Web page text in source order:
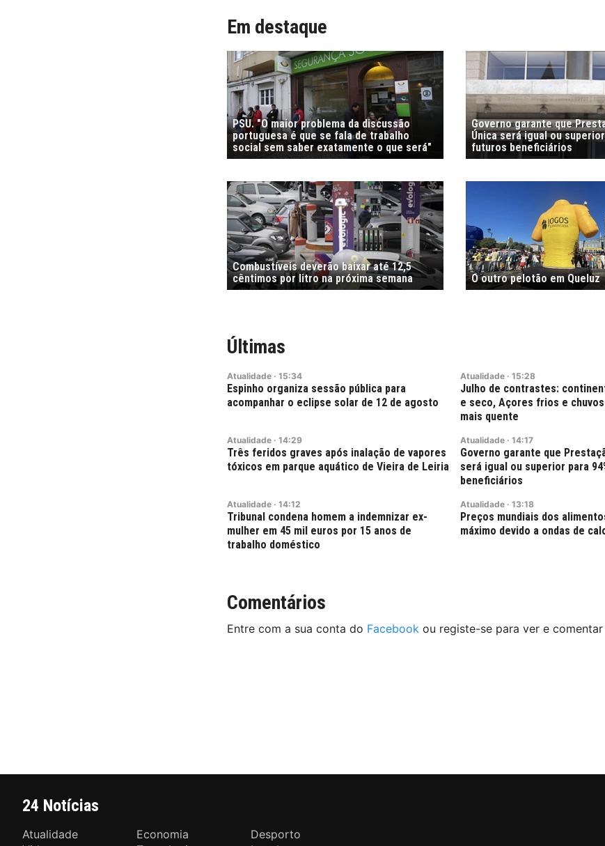
Em destaque
PSU. "O maior problema da discussão
portuguesa é que se fala de trabalho
social sem saber exatamente o que será"
Governo garante que
Única será igual ou
futuros beneficiários
Combustíveis deverão baixar até 12,5
cêntimos por litro na próxima semana
O outro pelotão em Queluz
Últimas
Atualidade · 15:34
Espinho organiza sessão pública para
acompanhar o eclipse solar de 12 de agosto
Atualidade · 15:28
Julho de contrastes:
e seco, Açores frios e
mais quente
Atualidade · 14:29
Três feridos graves após inalação de vapores
tóxicos em parque aquático de Vieira de Leiria
Atualidade · 14:17
Governo garante que
será igual ou superior para
beneficiários
Atualidade · 14:12
Tribunal condena homem a indemnizar ex-
mulher em 45 mil euros por 15 anos de
trabalho doméstico
Atualidade · 13:18
Preços mundiais dos
máximo devido a ondas de
Comentários
Entre com a sua conta do Facebook ou registe-se para ver e comentar
24 Notícias
Atualidade Economia
Desporto